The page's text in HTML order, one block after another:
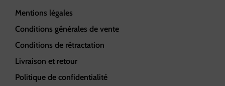
Mentions légales
Conditions générales de vente
Conditions de rétractation
Livraison et retour
Politique de confidentialité